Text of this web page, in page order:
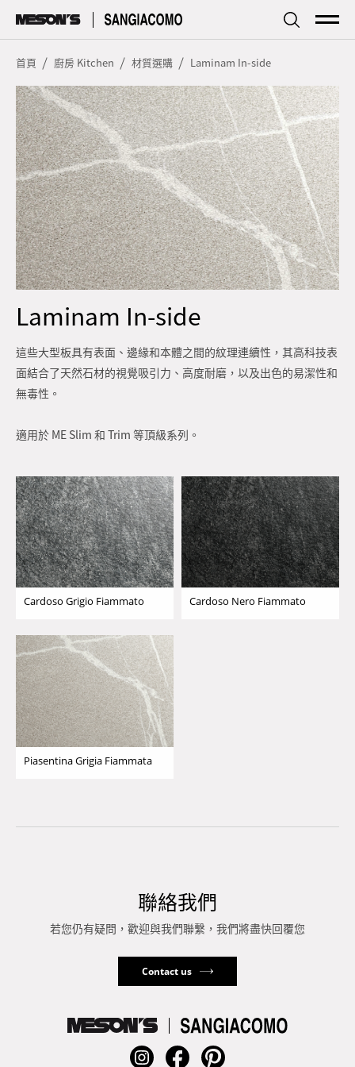
傢居 Living
廚房 Kitchen
品牌簡介 Profile
探索資訊 Focus
型錄下載 Download
服務據點 Store
首頁 廚房 Kitchen 材質選購 Laminam In-side
Laminam In-side
這些大型板具有表面、邊緣和本體之間的紋理連續性，其高科技表
面結合了天然石材的視覺吸引力、高度耐磨，以及出色的易潔性和
無毒性。
適用於 ME Slim 和 Trim 等頂級系列。
Cardoso Grigio Fiammato Cardoso Nero Fiammato
Piasentina Grigia Fiammata
聯絡我們
若您仍有疑問，歡迎與我們聯繫，我們將盡快回覆您
Contact us